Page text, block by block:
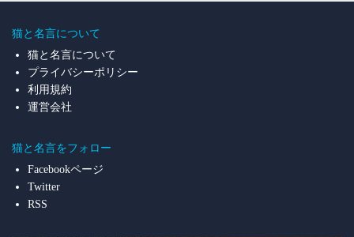
猫と名言について
猫と名言について
プライバシーポリシー
利用規約
運営会社
猫と名言をフォロー
Facebookページ
Twitter
RSS